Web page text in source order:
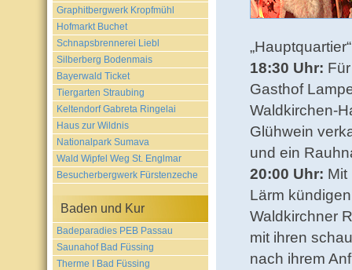
Graphitbergwerk Kropfmühl
Hofmarkt Buchet
Schnapsbrennerei Liebl
Silberberg Bodenmais
Bayerwald Ticket
Tiergarten Straubing
Keltendorf Gabreta Ringelai
Haus zur Wildnis
Nationalpark Sumava
Wald Wipfel Weg St. Englmar
Besucherbergwerk Fürstenzeche
Baden und Kur
Badeparadies PEB Passau
Saunahof Bad Füssing
Therme I Bad Füssing
18:30 Uhr:
Gasthof
Waldkirchen-
Glühwein
und ein
20:00 Uhr: Mit
Lärm
Waldkirchner
mit ihren
nach ihrem